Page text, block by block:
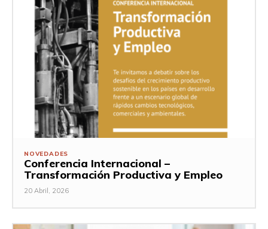
NOVEDADES
Conferencia Internacional –
Transformación Productiva y Empleo
20 Abril, 2026